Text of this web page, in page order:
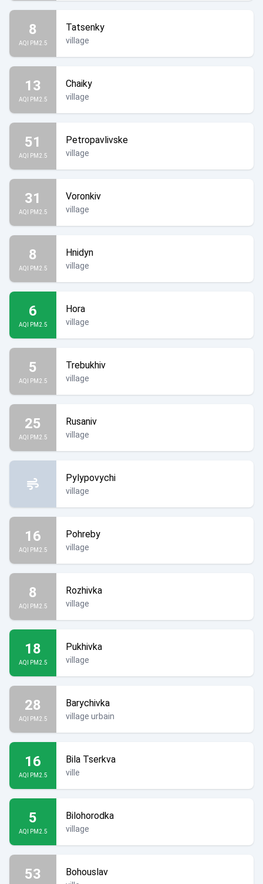
8
AQI PM2.5
Tatsenky
village
13
AQI PM2.5
Chaiky
village
51
AQI PM2.5
Petropavlivske
village
31
AQI PM2.5
Voronkiv
village
8
AQI PM2.5
Hnidyn
village
6
AQI PM2.5
Hora
village
5
AQI PM2.5
Trebukhiv
village
25
AQI PM2.5
Rusaniv
village
Pylypovychi
village
16
AQI PM2.5
Pohreby
village
8
AQI PM2.5
Rozhivka
village
18
AQI PM2.5
Pukhivka
village
28
AQI PM2.5
Barychivka
village urbain
16
AQI PM2.5
Bila Tserkva
ville
5
AQI PM2.5
Bilohorodka
village
53 Bohouslav